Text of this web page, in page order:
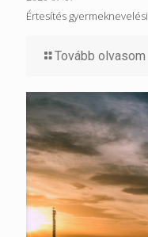
Értesítés
Tovább olvasom